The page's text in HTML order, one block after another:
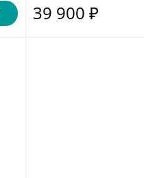
39 900 ₽